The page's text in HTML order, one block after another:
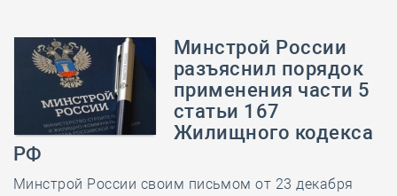
Минстрой России
разъяснил порядок
применения части 5
статьи 167
Жилищного кодекса
РФ
Минстрой России своим письмом от 23 декабря